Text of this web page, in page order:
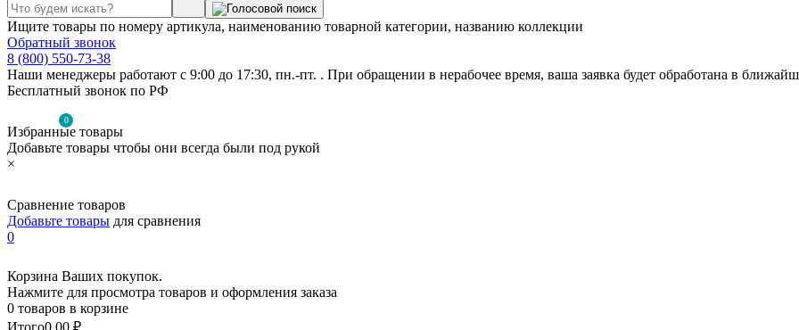
Ищите товары по номеру артикула, наименованию товарной категории, названию коллекции
Обратный звонок
8 (800) 550-73-38
Наши менеджеры работают с 9:00 до 17:30, пн.-пт. . При обращении в нерабочее время, ваша заявка будет обработана в
Бесплатный звонок по РФ
0
Избранные товары
Добавьте товары чтобы они всегда были под рукой
×
Сравнение товаров
Добавьте товары для сравнения
0
Корзина Ваших покупок.
Нажмите для просмотра товаров и оформления заказа
0 товаров в корзине
Итого0.00 ₽